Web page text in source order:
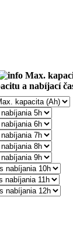
Max.
a nabíjací